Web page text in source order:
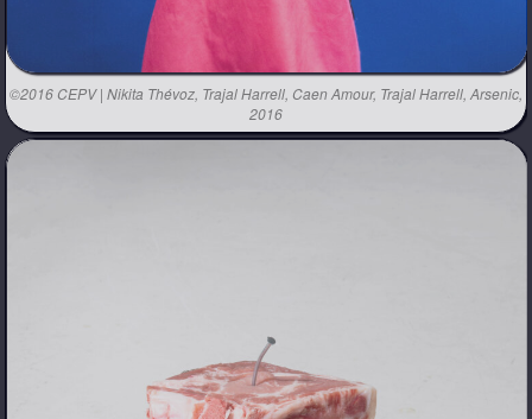
©2016 CEPV | Nikita Thévoz, Trajal Harrell, Caen Amour, Trajal Harrell, Arsenic,
2016